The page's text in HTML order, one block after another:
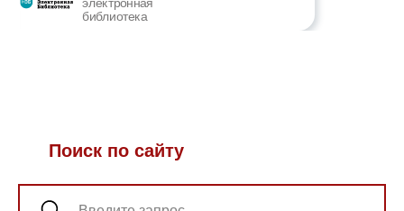
библиотека
Поиск по сайту